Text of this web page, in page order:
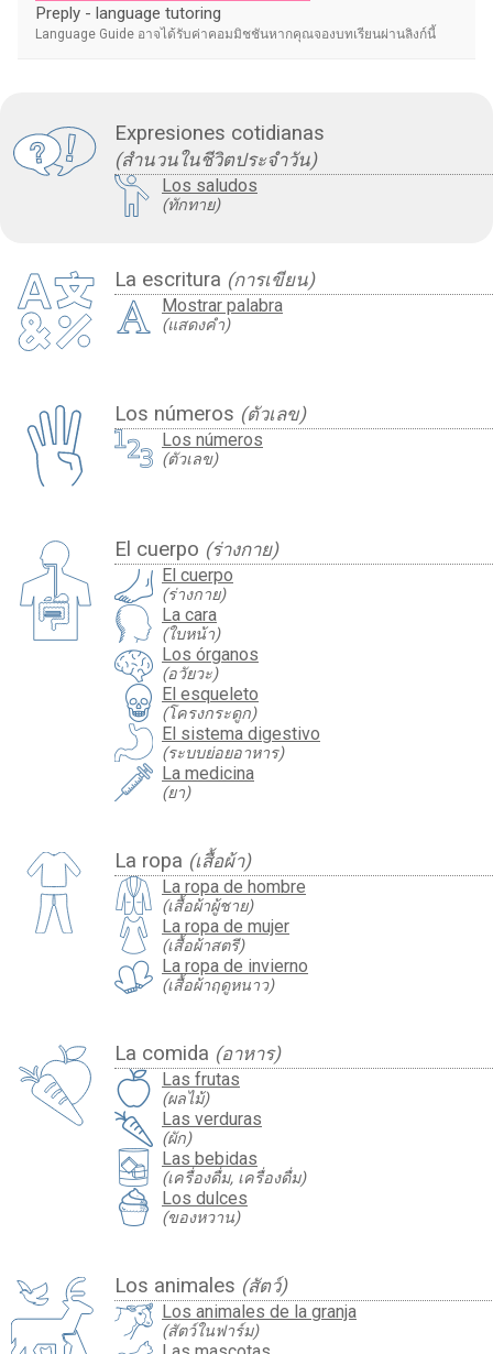
Expresiones cotidianas
(สำนวนในชีวิตประจำวัน)
Los saludos
(ทักทาย)
La escritura (การเขียน)
Mostrar palabra
(แสดงคำ)
Los números (ตัวเลข)
Los números
(ตัวเลข)
El cuerpo (ร่างกาย)
El cuerpo
(ร่างกาย)
La cara
(ใบหน้า)
Los órganos
(อวัยวะ)
El esqueleto
(โครงกระดูก)
El sistema digestivo
(ระบบย่อยอาหาร)
La medicina
(ยา)
La ropa (เสื้อผ้า)
La ropa de hombre
(เสื้อผ้าผู้ชาย)
La ropa de mujer
(เสื้อผ้าสตรี)
La ropa de invierno
(เสื้อผ้าฤดูหนาว)
La comida (อาหาร)
Las frutas
(ผลไม้)
Las verduras
(ผัก)
Las bebidas
(เครื่องดื่ม, เครื่องดื่ม)
Los dulces
(ของหวาน)
Los animales (สัตว์)
Los animales de la granja
(สัตว์ในฟาร์ม)
Preply - language tutoring
Language Guide อาจได้รับค่าคอมมิชชันหากคุณจองบทเรียนผ่านลิงก์นี้